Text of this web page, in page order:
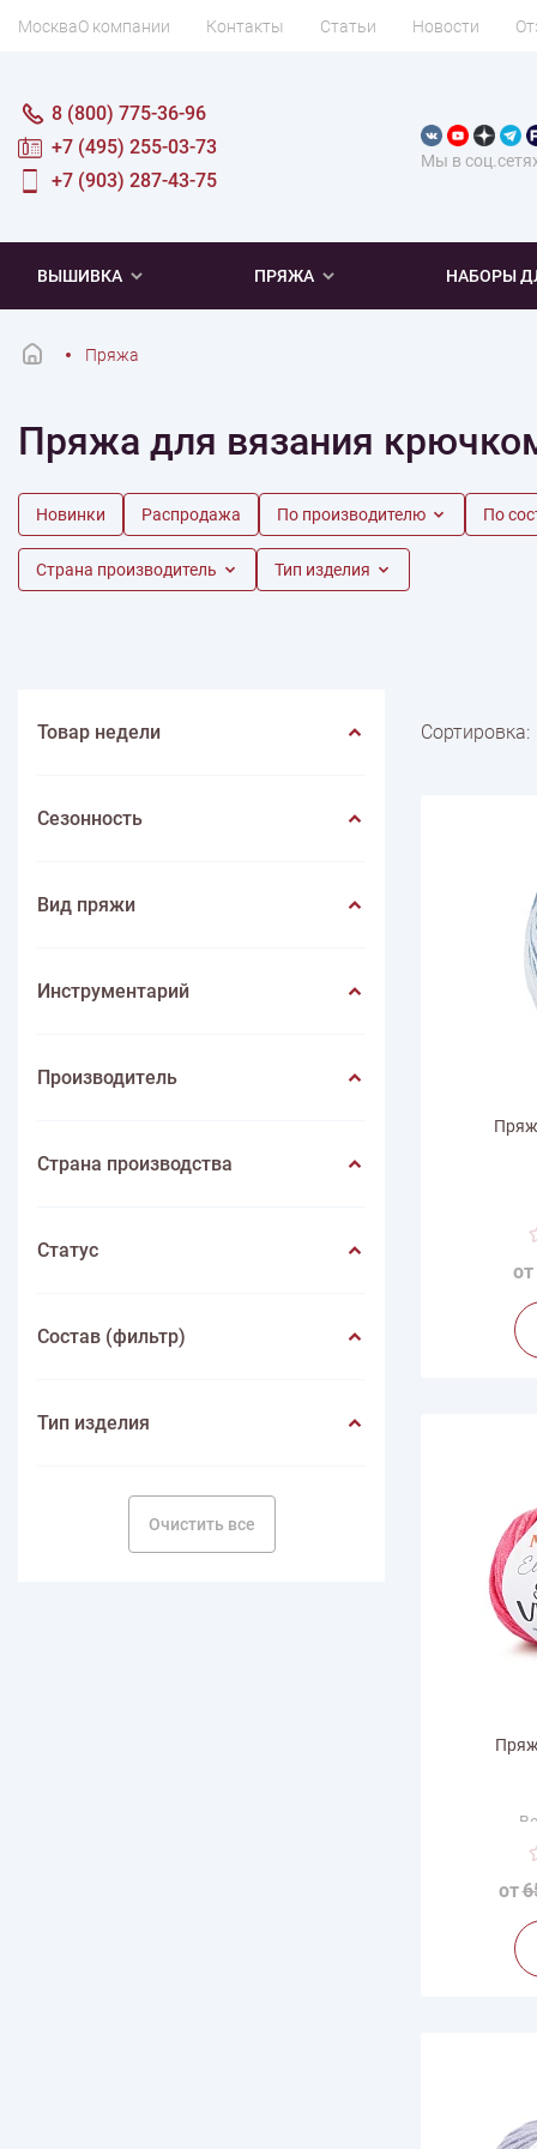
МоскваО компании Контакты Статьи Новости
Мы в
8 (800) 775-36-96
+7 (495) 255-03-73
+7 (903) 287-43-75
ВЫШИВКА
Новинки
Хиты продаж Распродажа Под заказ
ПО ТЕМАТИКЕ
Весна
Лето Животные Фрукты Иконы
ПРЯЖА
Новинки
Распродажа Летняя пряжа Мягкая
ПО ПРОИЗВОДИТЕЛЮ
НАБОРЫ
Микровышивка
Наборы для вязания одежды Наборы
Мулине
Нитки DMC Нитки Madeira Нитки Rico Design
ДЛЯ РУКОДЕЛИЯ
Нитки швейные
Иглы Игольницы Лупы
Пряжа
Пряжа для вязания
Новинки Распродажа По производителю По
Страна производитель Тип изделия
Товар недели
Сезонность
Вид пряжи
Инструментарий
Производитель
Страна производства
Статус
Состав (фильтр)
Тип изделия
Очистить все
Сортировка:
от
от